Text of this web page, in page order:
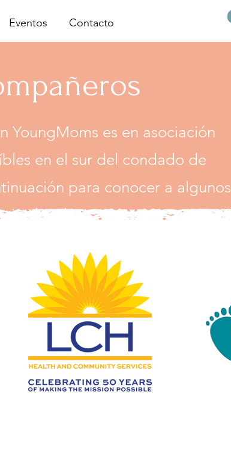
Eventos Contacto
YoungMoms es en asociación
en el sur del condado de
para conocer a algunos
locales!